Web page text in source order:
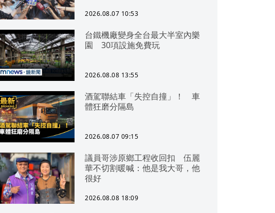
2026.08.07 10:53
台鐵機廠變身全台最大半室內樂
園 30項設施免費玩
2026.08.08 13:55
酒駕聯結車「失控自撞」！ 車
體狂磨分隔島
2026.08.07 09:15
議員哥涉原鄉工程收回扣 伍麗
華不切割暖喊：他是我大哥，他
很好
2026.08.08 18:09